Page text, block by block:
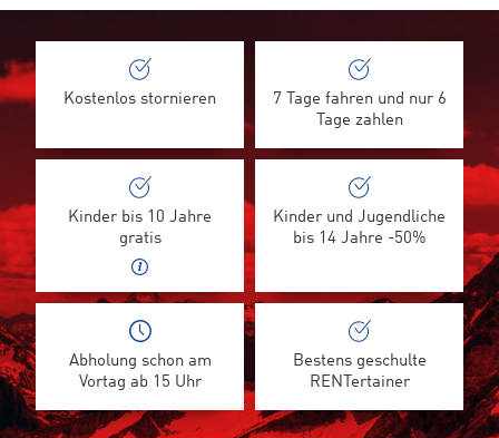
Kostenlos stornieren
7 Tage fahren und nur 6
Tage zahlen
Kinder bis 10 Jahre
gratis
Kinder und Jugendliche
bis 14 Jahre -50%
Abholung schon am
Vortag ab 15 Uhr
Bestens geschulte
RENTertainer